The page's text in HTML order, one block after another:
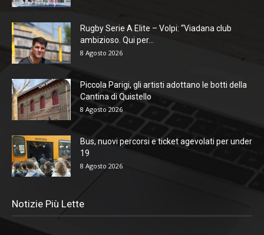
Rugby Serie A Elite – Volpi: “Viadana club
ambizioso. Qui per...
8 Agosto 2026
Piccola Parigi, gli artisti adottano le botti della
Cantina di Quistello
8 Agosto 2026
Bus, nuovi percorsi e ticket agevolati per under
19
8 Agosto 2026
Notizie Più Lette